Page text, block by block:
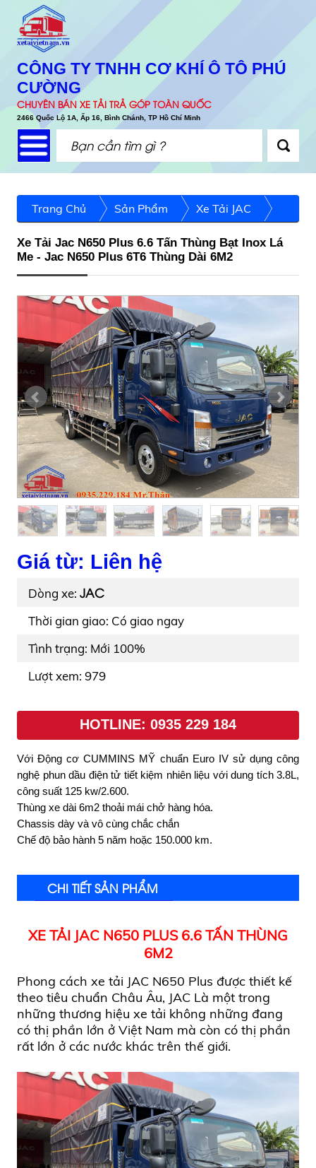
CÔNG TY TNHH CƠ KHÍ Ô TÔ PHÚ
CƯỜNG
CHUYÊN BÁN XE TẢI TRẢ GÓP TOÀN QUỐC
2466 Quốc Lộ 1A, Ấp 16, Bình Chánh, TP Hồ Chí Minh
Trang Chủ Sản Phẩm Xe Tải JAC
Xe Tải Jac N650 Plus 6.6 Tấn Thùng Bạt Inox Lá
Me - Jac N650 Plus 6T6 Thùng Dài 6M2
Giá từ: Liên hệ
Dòng xe: JAC
Thời gian giao: Có giao ngay
Tình trạng: Mới 100%
Lượt xem: 979
HOTLINE: 0935 229 184
Với Động cơ CUMMINS MỸ chuẩn Euro IV sử dụng công
nghệ phun dầu điện tử tiết kiệm nhiên liệu với dung tích 3.8L,
công suất 125 kw/2.600.
Thùng xe dài 6m2 thoải mái chở hàng hóa.
Chassis dày và vô cùng chắc chắn
Chế độ bảo hành 5 năm hoặc 150.000 km.
CHI TIẾT SẢN PHẨM
XE TẢI JAC N650 PLUS 6.6 TẤN THÙNG
6M2
Phong cách xe tải JAC N650 Plus được thiết kế
theo tiêu chuẩn Châu Âu, JAC Là một trong
những thương hiệu xe tải không những đang
có thị phần lớn ở Việt Nam mà còn có thị phần
rất lớn ở các nước khác trên thế giới.